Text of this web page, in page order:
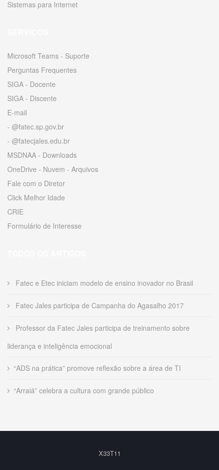
Sistemas para Internet
Microsoft Teams - Suporte
Perguntas Frequentes
SIGA - Docente
SIGA - Discente
E-mail
- @fatec.sp.gov.br
- @fatecjales.edu.br
MSDNAA - Downloads
OneDrive - Nuvem - Arquivos
Fale com o Diretor
Click Melhor Idade
CRIE
Formulário de Interesse
Fatec e Etec iniciam modelo de ensino inovador no Brasil
Fatec Jales participa de Campanha do Agasalho 2017
Professor da Fatec Jales participa de treinamento sobre
liderança e inteligência emocional
“ADS na prática” promove reflexão sobre a área de TI
“Arraiá” celebra a cultura com grande público
X33T11